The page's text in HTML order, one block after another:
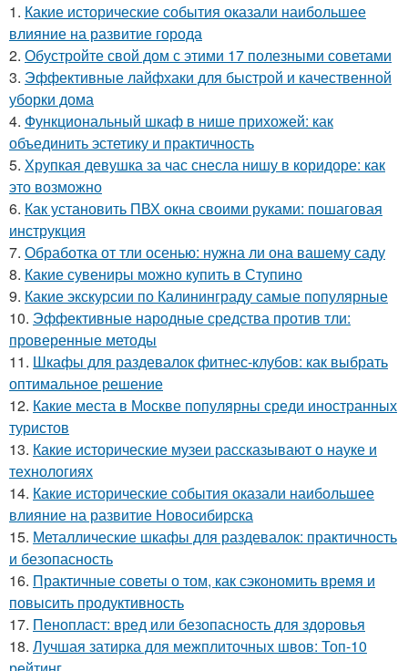
1. Какие исторические события оказали наибольшее
влияние на развитие города
2. Обустройте свой дом с этими 17 полезными советами
3. Эффективные лайфхаки для быстрой и качественной
уборки дома
4. Функциональный шкаф в нише прихожей: как
объединить эстетику и практичность
5. Хрупкая девушка за час снесла нишу в коридоре: как
это возможно
6. Как установить ПВХ окна своими руками: пошаговая
инструкция
7. Обработка от тли осенью: нужна ли она вашему саду
8. Какие сувениры можно купить в Ступино
9. Какие экскурсии по Калининграду самые популярные
10. Эффективные народные средства против тли:
проверенные методы
11. Шкафы для раздевалок фитнес-клубов: как выбрать
оптимальное решение
12. Какие места в Москве популярны среди иностранных
туристов
13. Какие исторические музеи рассказывают о науке и
технологиях
14. Какие исторические события оказали наибольшее
влияние на развитие Новосибирска
15. Металлические шкафы для раздевалок: практичность
и безопасность
16. Практичные советы о том, как сэкономить время и
повысить продуктивность
17. Пенопласт: вред или безопасность для здоровья
18. Лучшая затирка для межплиточных швов: Топ-10